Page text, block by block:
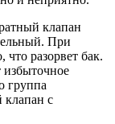
клапан
При
что разорвет бак.
группа
клапан с